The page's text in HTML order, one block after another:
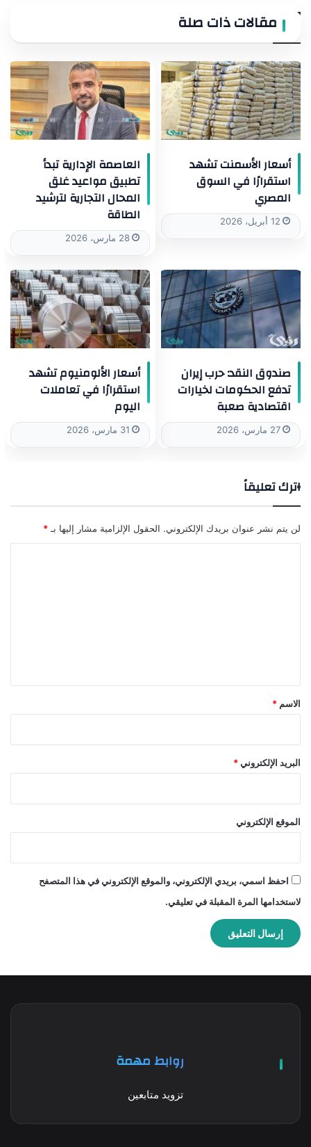
مقالات ذات صلة
أسعار الأسمنت تشهد
استقرارًا في السوق
المصري
12 أبريل، 2026
العاصمة الإدارية تبدأ
تطبيق مواعيد غلق
المحال التجارية لترشيد
الطاقة
28 مارس، 2026
صندوق النقد: حرب إيران
تدفع الحكومات لخيارات
اقتصادية صعبة
27 مارس، 2026
أسعار الألومنيوم تشهد
استقرارًا في تعاملات
اليوم
31 مارس، 2026
اترك تعليقاً
لن يتم نشر عنوان بريدك الإلكتروني. الحقول الإلزامية مشار إليها بـ *
*
الاسم *
البريد الإلكتروني *
الموقع الإلكتروني
احفظ اسمي، بريدي الإلكتروني، والموقع الإلكتروني في هذا المتصفح
لاستخدامها المرة المقبلة في تعليقي.
روابط مهمة
تزويد متابعين